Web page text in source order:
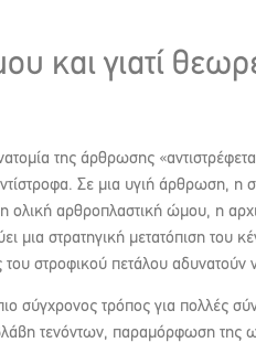
και γιατί
της άρθρωσης
Σε μια υγιή άρθρωση,
αρθροπλαστική ώμου, η
μια στρατηγική μετατόπιση του
του στροφικού πετάλου αδυνατούν
σύγχρονος τρόπος για πολλές
τενόντων, παραμόρφωση